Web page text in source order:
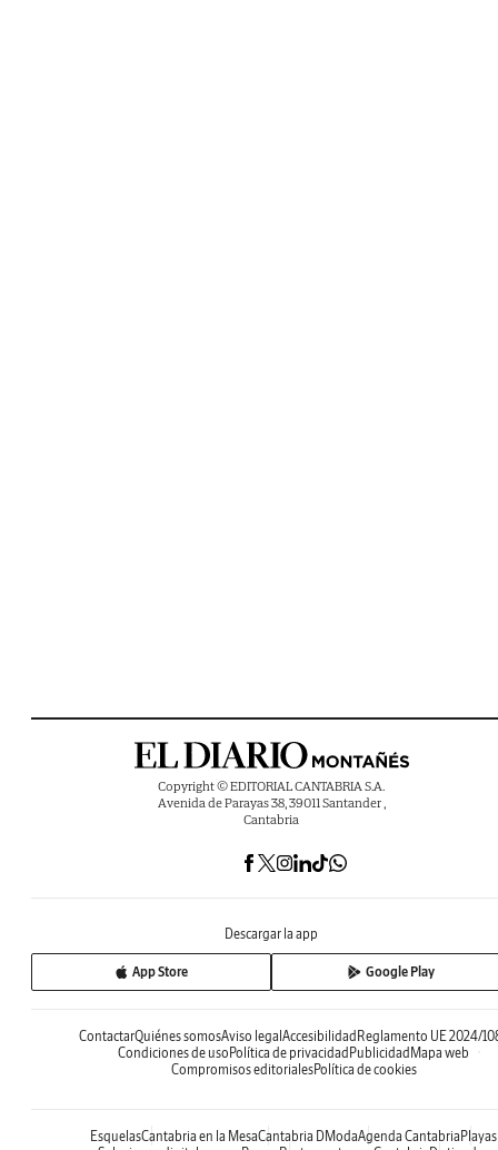
Copyright © EDITORIAL CANTABRIA S.A.
Avenida de Parayas 38, 39011 Santander ,
Cantabria
Descargar la app
App Store Google Play
ContactarQuiénes somosAviso legal Accesibilidad Reglamento UE 2024/
Condiciones de uso Política de privacidad Publicidad Mapa web
Compromisos editorialesPolítica de cookies
EsquelasCantabria en la MesaCantabria DModaAgenda Cantabria Playas